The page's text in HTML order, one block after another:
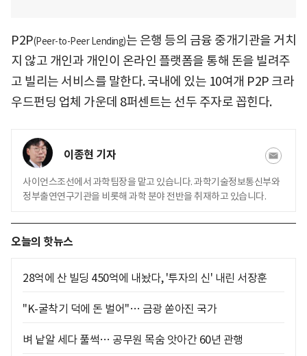
P2P(Peer-to-Peer Lending)는 은행 등의 금융 중개기관을 거치
지 않고 개인과 개인이 온라인 플랫폼을 통해 돈을 빌려주
고 빌리는 서비스를 말한다. 국내에 있는 10여개 P2P 크라
우드펀딩 업체 가운데 8퍼센트는 선두 주자로 꼽힌다.
이종현 기자
사이언스조선에서 과학팀장을 맡고 있습니다. 과학기술정보통신부와
정부출연연구기관을 비롯해 과학 분야 전반을 취재하고 있습니다.
오늘의 핫뉴스
28억에 산 빌딩 450억에 내놨다, '투자의 신' 내린 서장훈
"K-굴착기 덕에 돈 벌어"… 금광 쏟아진 국가
벼 낱알 세다 풀썩… 공무원 목숨 앗아간 60년 관행